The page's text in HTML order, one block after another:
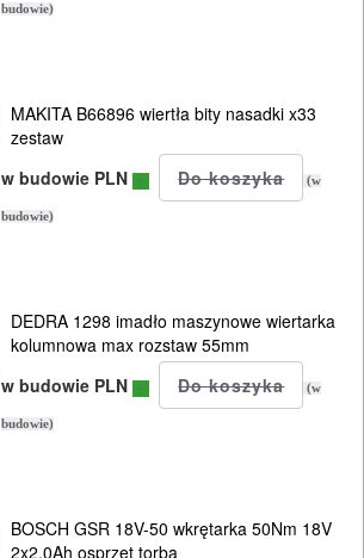
budowie)
MAKITA B66896 wiertła bity nasadki x33
zestaw
w budowie PLN
(w
budowie)
DEDRA 1298 imadło maszynowe wiertarka
kolumnowa max rozstaw 55mm
w budowie PLN
(w
budowie)
BOSCH GSR 18V-50 wkrętarka 50Nm 18V
2x2,0Ah osprzęt torba